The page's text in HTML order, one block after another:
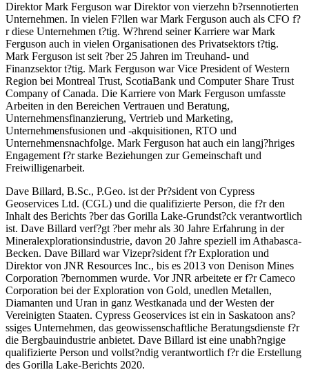
Direktor Mark Ferguson war Direktor von vierzehn b?rsennotierten
Unternehmen. In vielen F?llen war Mark Ferguson auch als CFO f?
r diese Unternehmen t?tig. W?hrend seiner Karriere war Mark
Ferguson auch in vielen Organisationen des Privatsektors t?tig.
Mark Ferguson ist seit ?ber 25 Jahren im Treuhand- und
Finanzsektor t?tig. Mark Ferguson war Vice President of Western
Region bei Montreal Trust, ScotiaBank und Computer Share Trust
Company of Canada. Die Karriere von Mark Ferguson umfasste
Arbeiten in den Bereichen Vertrauen und Beratung,
Unternehmensfinanzierung, Vertrieb und Marketing,
Unternehmensfusionen und -akquisitionen, RTO und
Unternehmensnachfolge. Mark Ferguson hat auch ein langj?hriges
Engagement f?r starke Beziehungen zur Gemeinschaft und
Freiwilligenarbeit.
Dave Billard, B.Sc., P.Geo. ist der Pr?sident von Cypress
Geoservices Ltd. (CGL) und die qualifizierte Person, die f?r den
Inhalt des Berichts ?ber das Gorilla Lake-Grundst?ck verantwortlich
ist. Dave Billard verf?gt ?ber mehr als 30 Jahre Erfahrung in der
Mineralexplorationsindustrie, davon 20 Jahre speziell im Athabasca-
Becken. Dave Billard war Vizepr?sident f?r Exploration und
Direktor von JNR Resources Inc., bis es 2013 von Denison Mines
Corporation ?bernommen wurde. Vor JNR arbeitete er f?r Cameco
Corporation bei der Exploration von Gold, unedlen Metallen,
Diamanten und Uran in ganz Westkanada und der Westen der
Vereinigten Staaten. Cypress Geoservices ist ein in Saskatoon ans?
ssiges Unternehmen, das geowissenschaftliche Beratungsdienste f?r
die Bergbauindustrie anbietet. Dave Billard ist eine unabh?ngige
qualifizierte Person und vollst?ndig verantwortlich f?r die Erstellung
des Gorilla Lake-Berichts 2020.